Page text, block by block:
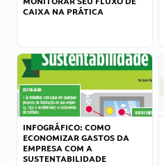
CAIXA NA PRÁTICA
INFOGRÁFICO: COMO
ECONOMIZAR GASTOS DA
EMPRESA COM A
SUSTENTABILIDADE